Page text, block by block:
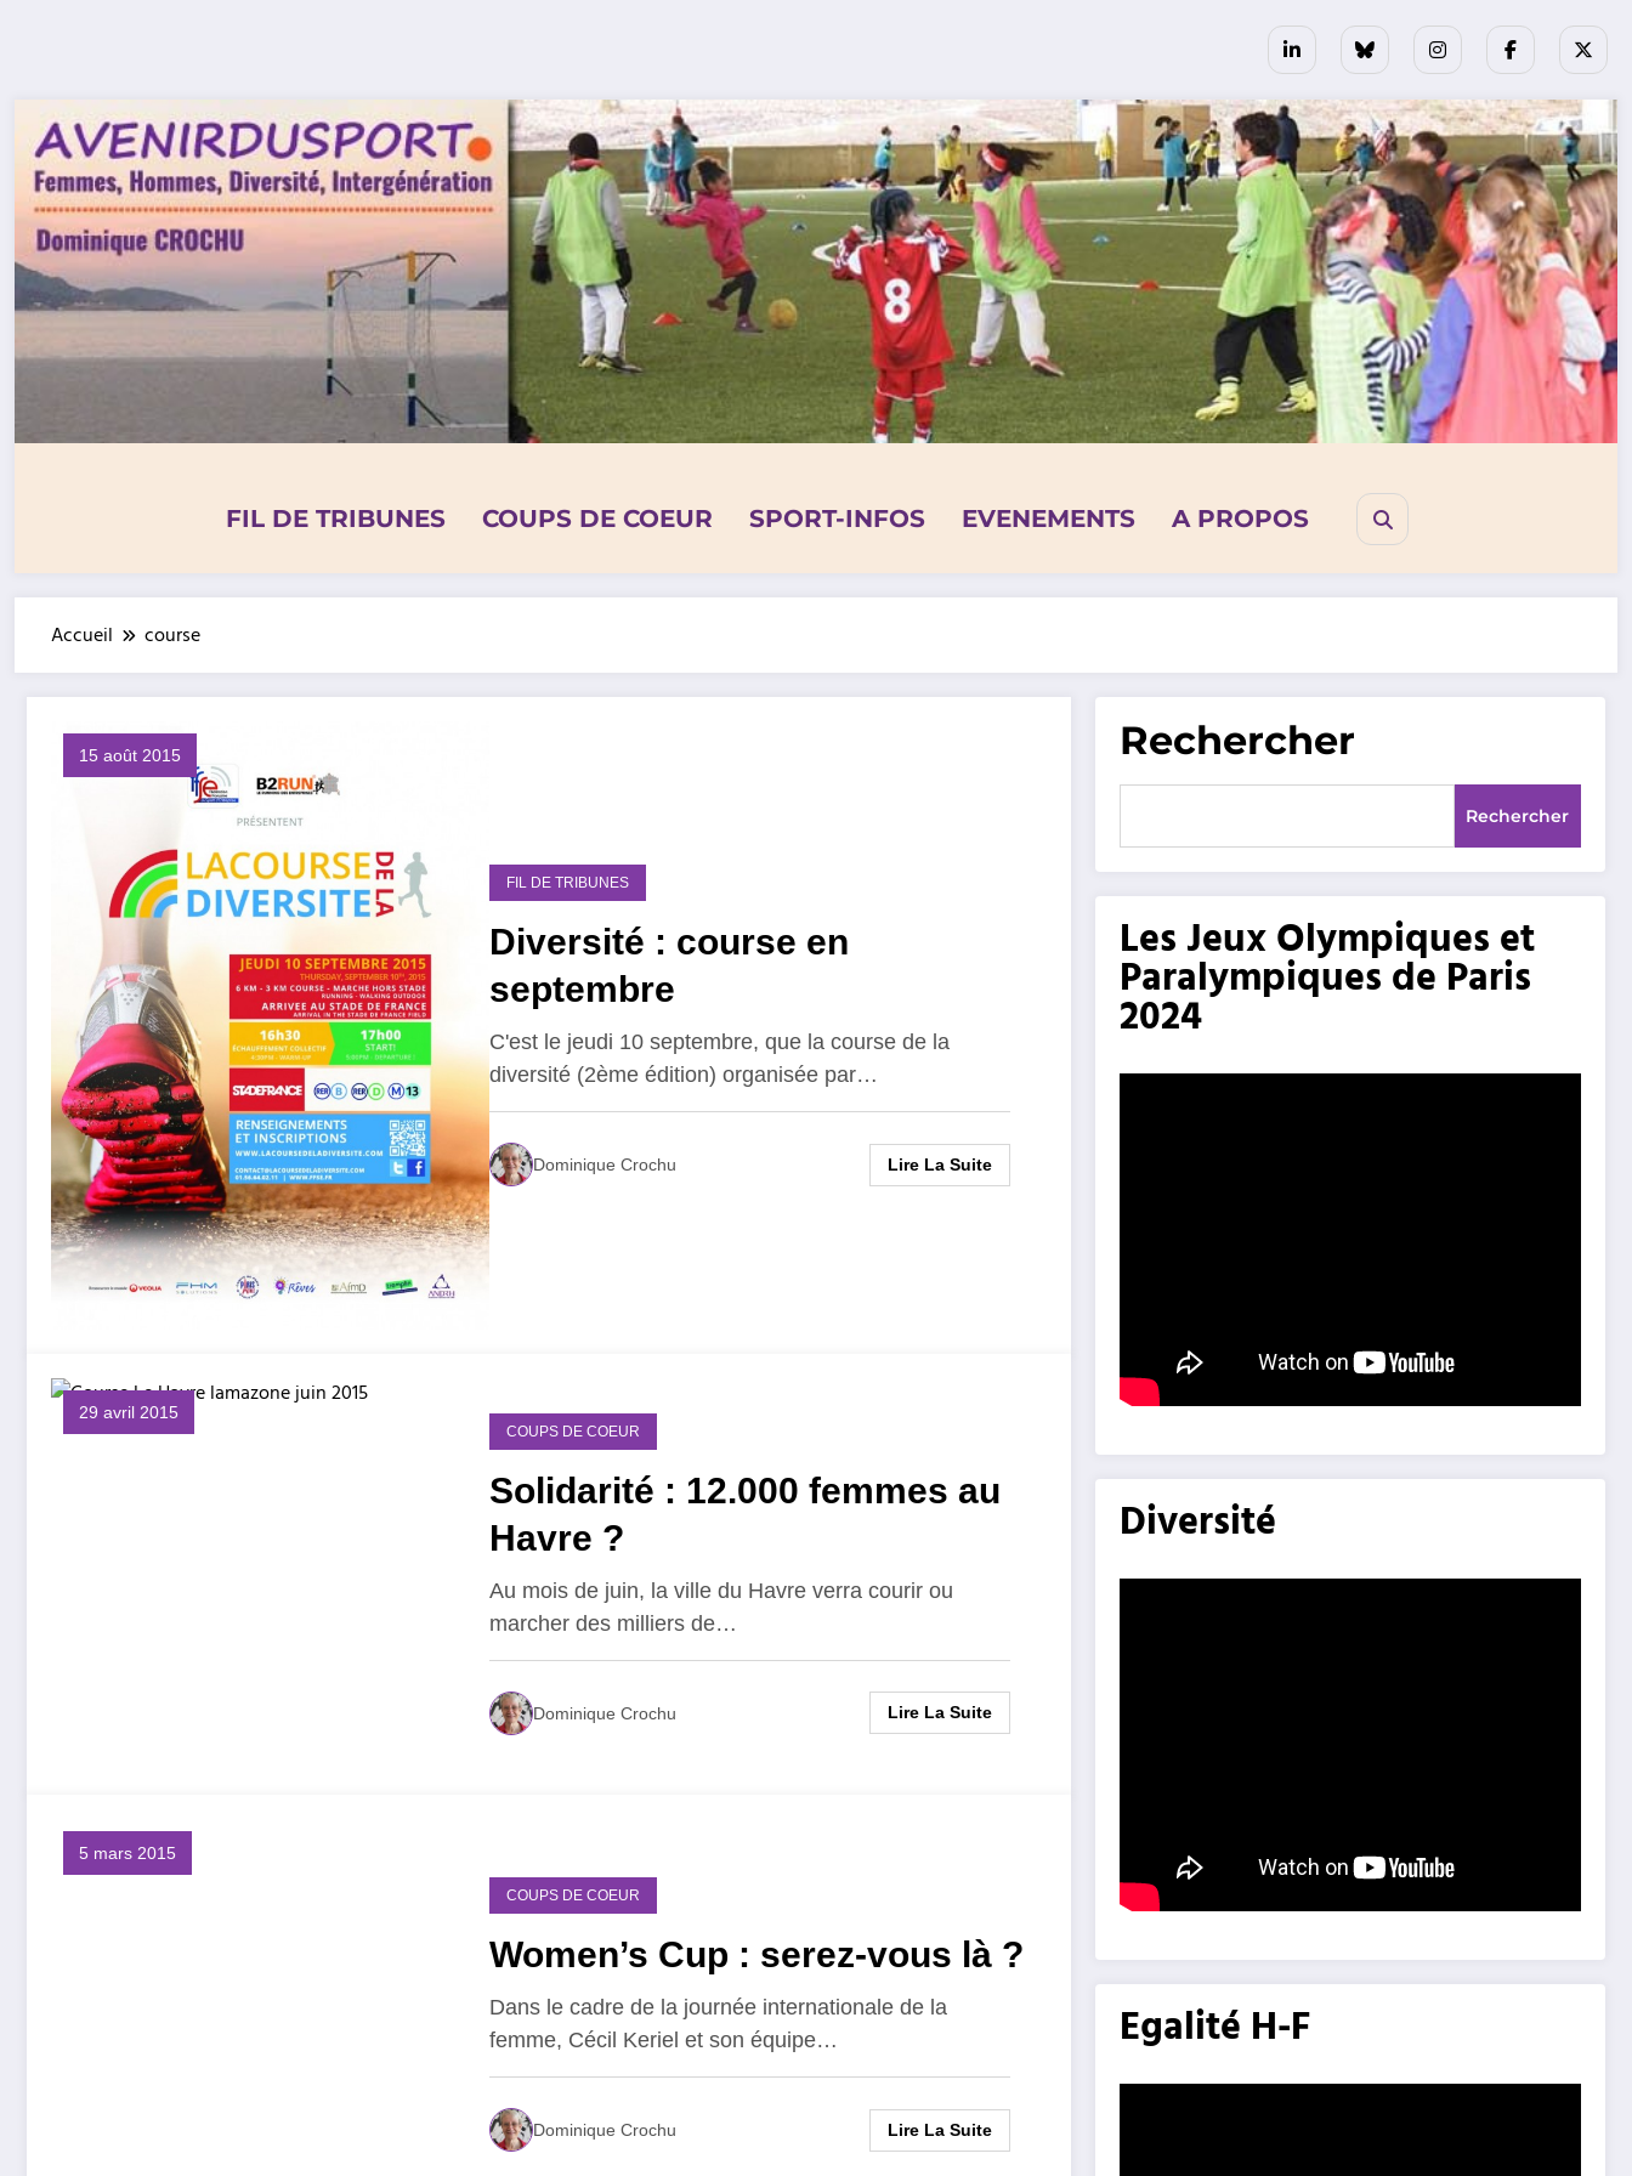
FIL DE TRIBUNES COUPS DE COEUR SPORT-INFOS EVENEMENTS A PROPOS
Accueil course
15 août 2015
FIL DE TRIBUNES
Diversité : course en
septembre
C'est le jeudi 10 septembre, que la course de la
diversité (2ème édition) organisée par…
Dominique Crochu Lire La Suite
29 avril 2015
COUPS DE COEUR
Solidarité : 12.000 femmes au
Havre ?
Au mois de juin, la ville du Havre verra courir ou
marcher des milliers de…
Dominique Crochu Lire La Suite
5 mars 2015
COUPS DE COEUR
Women’s Cup : serez-vous là ?
Dans le cadre de la journée internationale de la
femme, Cécil Keriel et son équipe…
Dominique Crochu Lire La Suite
Rechercher
Rechercher
Les Jeux Olympiques et
Paralympiques de Paris
2024
Diversité
Egalité H-F